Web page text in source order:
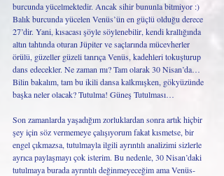
burcunda yücelmektedir. Ancak sihir bununla bitmiyor :)
Balık burcunda yücelen Venüs’ün en güçlü olduğu derece
27’dir. Yani, kısacası şöyle söylenebilir, kendi krallığında
altın tahtında oturan Jüpiter ve saçlarında mücevherler
örülü, güzeller güzeli tanrıça Venüs, kadehleri tokuşturup
dans edecekler. Ne zaman mı? Tam olarak 30 Nisan’da…
Bilin bakalım, tam bu ikili dansa kalkmışken, gökyüzünde
başka neler olacak? Tutulma! Güneş Tutulması…
Son zamanlarda yaşadığım zorluklardan sonra artık hiçbir
şey için söz vermemeye çalışıyorum fakat kısmetse, bir
engel çıkmazsa, tutulmayla ilgili ayrıntılı analizimi sizlerle
ayrıca paylaşmayı çok isterim. Bu nedenle, 30 Nisan’daki
tutulmaya burada ayrıntılı değinmeyeceğim ama Venüs-